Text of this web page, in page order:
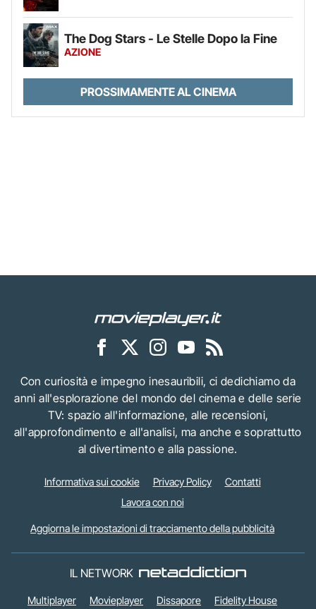
The Dog Stars - Le Stelle Dopo la Fine
AZIONE
PROSSIMAMENTE AL CINEMA
Con curiosità e impegno inesauribili, ci dedichiamo da
anni all'esplorazione del mondo del cinema e delle serie
TV: spazio all'informazione, alle recensioni,
all'approfondimento e all'analisi, ma anche e soprattutto
al divertimento e alla passione.
Informativa sui cookie Privacy Policy
Contatti
Lavora con noi
Aggiorna le impostazioni di tracciamento della pubblicità
IL NETWORK
Multiplayer Movieplayer Dissapore Fidelity House